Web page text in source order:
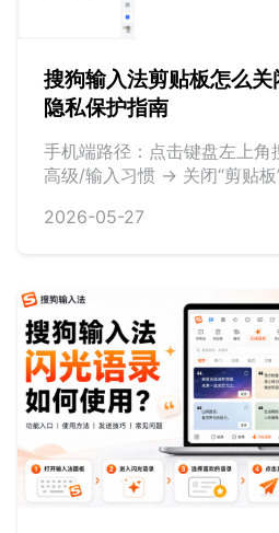
搜狗输入法剪贴板怎么
隐私保护指南
手机端路径：点击键盘左上
高级/输入习惯 -> 关闭“剪贴板
2026-05-27